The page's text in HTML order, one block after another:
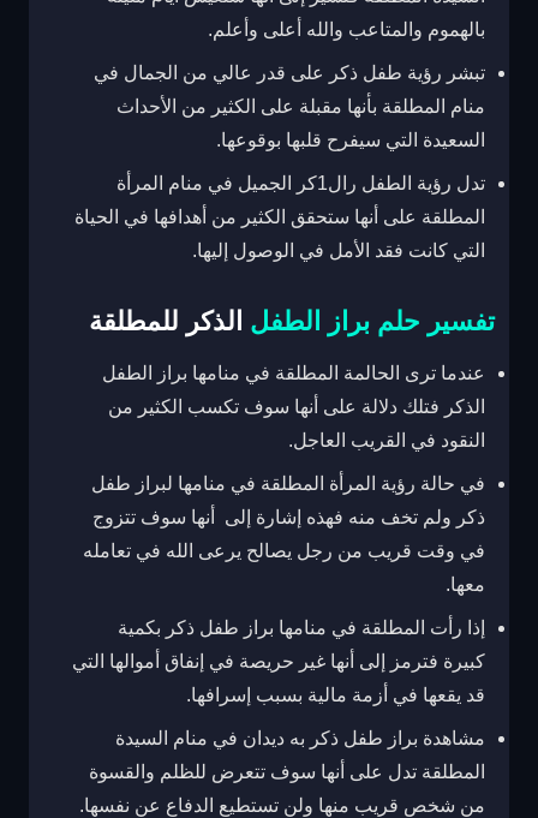
بالهموم والمتاعب والله أعلى وأعلم.
تبشر رؤية طفل ذكر على قدر عالي من الجمال في
منام المطلقة بأنها مقبلة على الكثير من الأحداث
السعيدة التي سيفرح قلبها بوقوعها.
تدل رؤية الطفل رال1كر الجميل في منام المرأة
المطلقة على أنها ستحقق الكثير من أهدافها في الحياة
التي كانت فقد الأمل في الوصول إليها.
تفسير حلم براز الطفل الذكر للمطلقة
عندما ترى الحالمة المطلقة في منامها براز الطفل
الذكر فتلك دلالة على أنها سوف تكسب الكثير من
النقود في القريب العاجل.
في حالة رؤية المرأة المطلقة في منامها لبراز طفل
ذكر ولم تخف منه فهذه إشارة إلى أنها سوف تتزوج
في وقت قريب من رجل يصالح يرعى الله في تعامله
معها.
إذا رأت المطلقة في منامها براز طفل ذكر بكمية
كبيرة فترمز إلى أنها غير حريصة في إنفاق أموالها التي
قد يقعها في أزمة مالية بسبب إسرافها.
مشاهدة براز طفل ذكر به ديدان في منام السيدة
المطلقة تدل على أنها سوف تتعرض للظلم والقسوة
من شخص قريب منها ولن تستطيع الدفاع عن نفسها.